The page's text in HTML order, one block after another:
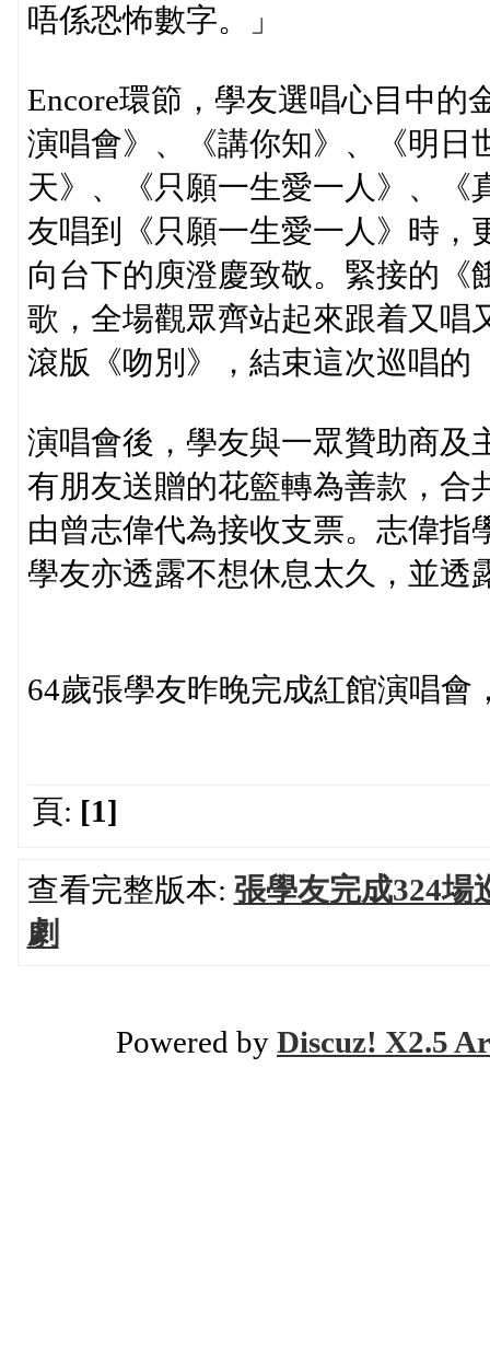
唔係恐怖數字。」
Encore環節，學友選唱心目中的
演唱會》、《講你知》、《明日
天》、《只願一生愛一人》、《
友唱到《只願一生愛一人》時，
向台下的庾澄慶致敬。緊接的《
歌，全場觀眾齊站起來跟着又唱
滾版《吻別》，結束這次巡唱的
演唱會後，學友與一眾贊助商及
有朋友送贈的花籃轉為善款，合
由曾志偉代為接收支票。志偉指
學友亦透露不想休息太久，並透
64歲張學友昨晚完成紅館演唱會
頁: [1]
查看完整版本: 張學友完成324場
劇
Powered by Discuz! X2.5